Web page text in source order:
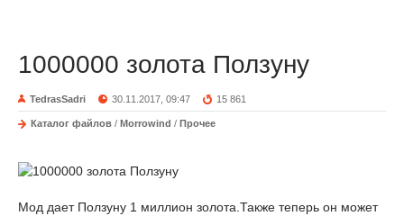
1000000 золота Ползуну
TedrasSadri 30.11.2017, 09:47 15 861
Каталог файлов / Morrowind / Прочее
Мод дает Ползуну 1 миллион золота.Также теперь он может